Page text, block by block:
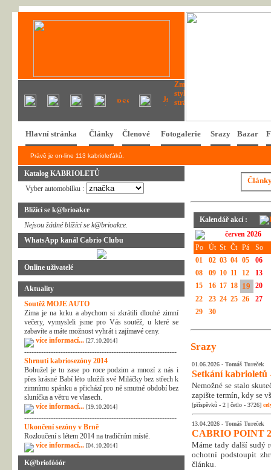
Hlavní stránka Články Členové Fotogalerie Srazy Bazar
Právě je on-line 113 kabrioleťáků.
Katalog KABRIOLETŮ
Vyber automobilku :
Blížící se k@brioakce
Nejsou žádné blížící se k@brioakce.
WhatsApp kanál Cabrio Clubu
Online uživatelé
Aktuality
Soutěž MOJE AUTO
Zima je na krku a abychom si zkrátili dlouhé zimní
večery, vymysleli jsme pro Vás soutěž, u které se
zabavíte a máte možnost vyhrát i zajímavé ceny.
více informací... [27.10.2014]
---------------------------------------------------------------
Shrnutí kabriosezóny 2014
Bohužel je tu zase po roce podzim a mnozí z nás i
přes krásné Babí léto uložili své Miláčky bez střech k
zimnímu spánku a přichází pro ně smutné období bez
sluníčka a větru ve vlasech.
více informací... [19.10.2014]
---------------------------------------------------------------
Ukončení sezóny v Brně
Rozloučení s létem 2014 na tradičním místě.
více informací... [04.10.2014]
K@briofóóór
Kalendář akcí :
červen 2026
Po
Út St Čt Pá
So
01
02 03 04 05
06
08
09 10 11 12
13
15
16 17 18 19
20
22
23 24 25 26
27
29
30
Srazy
01.06.2026 - Tomáš Tureček
Setkání kabrioletů
Nemožné se stalo
zapište termín, kdy se
[příspěvků - 2 | četlo - 3726]
13.04.2026 - Tomáš Tureček
CABRIO POINT
Máme tady další sudý
ochotní podstoupit
článku.